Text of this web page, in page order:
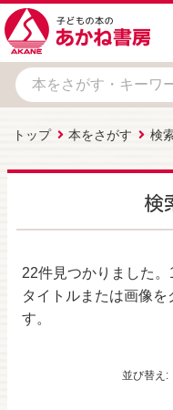
トップ 本をさがす 検
検
22件見つかりました。
タイトルまたは画像を
す。
並び替え: